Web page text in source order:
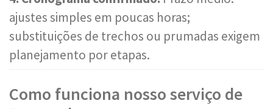
ajustes simples em poucas horas;
substituições de trechos ou prumadas exigem
planejamento por etapas.
Como funciona nosso serviço de